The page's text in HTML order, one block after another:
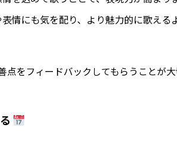
情にも気を配り、より魅力的に歌える
をフィードバックしてもらうことが大